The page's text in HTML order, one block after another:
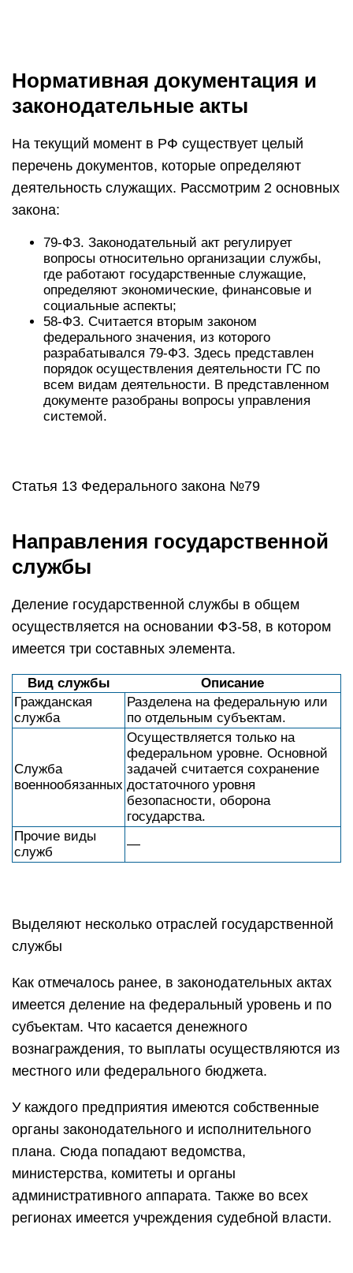
Нормативная документация и
законодательные акты
На текущий момент в РФ существует целый
перечень документов, которые определяют
деятельность служащих. Рассмотрим 2 основных
закона:
79-ФЗ. Законодательный акт регулирует
вопросы относительно организации службы,
где работают государственные служащие,
определяют экономические, финансовые и
социальные аспекты;
58-ФЗ. Считается вторым законом
федерального значения, из которого
разрабатывался 79-ФЗ. Здесь представлен
порядок осуществления деятельности ГС по
всем видам деятельности. В представленном
документе разобраны вопросы управления
системой.
Статья 13 Федерального закона №79
Направления государственной
службы
Деление государственной службы в общем
осуществляется на основании ФЗ-58, в котором
имеется три составных элемента.
Вид службы
Описание
Гражданская
служба
Разделена на федеральную или
по отдельным субъектам.
Служба
военнообязанных
Осуществляется только на
федеральном уровне. Основной
задачей считается сохранение
достаточного уровня
безопасности, оборона
государства.
Прочие виды
служб
—
Выделяют несколько отраслей государственной
службы
Как отмечалось ранее, в законодательных актах
имеется деление на федеральный уровень и по
субъектам. Что касается денежного
вознаграждения, то выплаты осуществляются из
местного или федерального бюджета.
У каждого предприятия имеются собственные
органы законодательного и исполнительного
плана. Сюда попадают ведомства,
министерства, комитеты и органы
административного аппарата. Также во всех
регионах имеется учреждения судебной власти.